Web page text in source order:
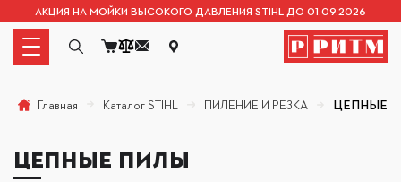
АКЦИЯ НА МОЙКИ ВЫСОКОГО ДАВЛЕНИЯ STIHL ДО 01.09.2026
Главная Каталог STIHL ПИЛЕНИЕ И РЕЗКА ЦЕПНЫЕ
ЦЕПНЫЕ ПИЛЫ